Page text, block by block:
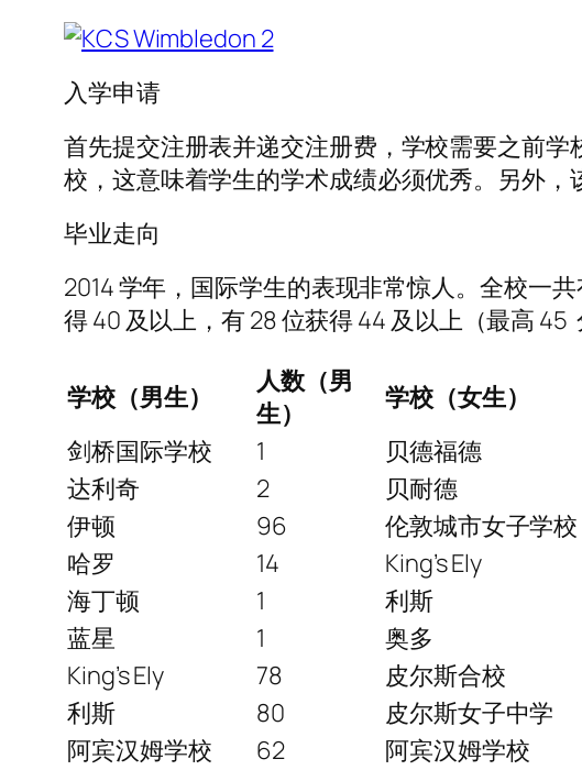
入学申请
首先提交注册表并递交注册费，学校需要之前
校，这意味着学生的学术成绩必须优秀。另外，
毕业走向
2014 学年，国际学生的表现非常惊人。全校一
得 40 及以上，有 28 位获得 44 及以上（最高
学校（男生）
人数（男
生）
学校（女生）
剑桥国际学校
1 贝德福德
达利奇
2 贝耐德
伊顿
96 伦敦城市女子学校
哈罗
14 King’s Ely
海丁顿
1 利斯
蓝星
1 奥多
King’s Ely
78 皮尔斯合校
利斯
80 皮尔斯女子中学
阿宾汉姆学校
62 阿宾汉姆学校